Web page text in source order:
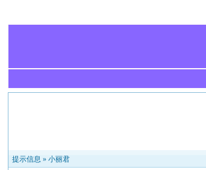
提示信息 »小丽君